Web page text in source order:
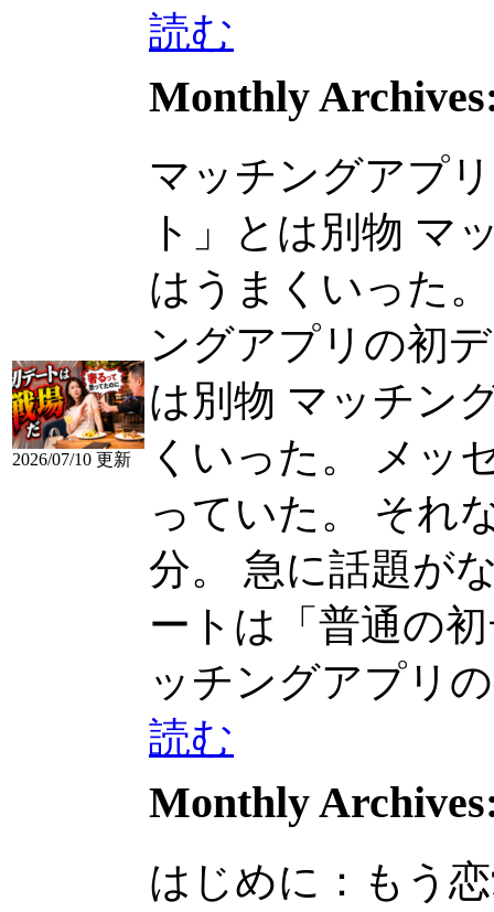
読む
2026/07/10 更新
Monthly
マッチングアプ
ト」とは別物 マ
はうまくいった
ングアプリの初
は別物 マッチン
くいった。 メッ
っていた。 それ
分。 急に話題が
ートは「普通の
ッチングアプリ
読む
Monthly
はじめに：もう